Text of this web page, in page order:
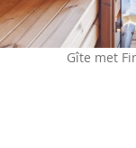
Gîte met